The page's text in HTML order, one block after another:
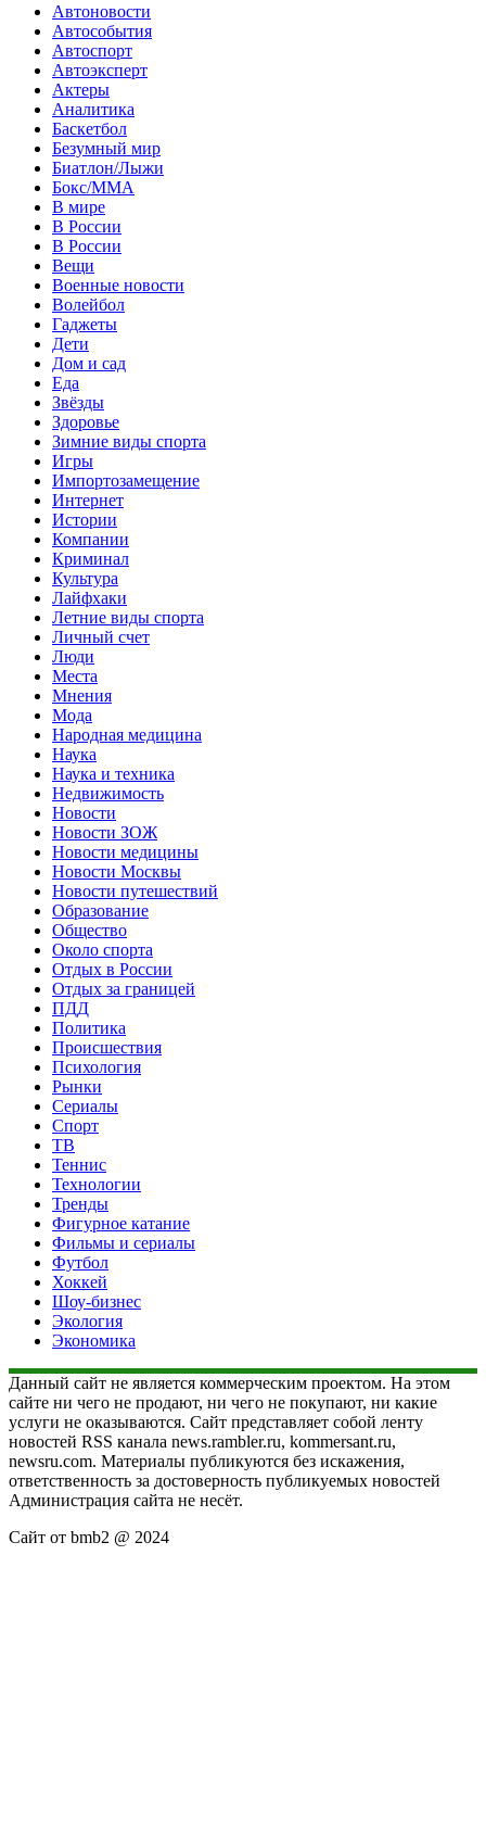
Автоновости
Автособытия
Автоспорт
Автоэксперт
Актеры
Аналитика
Баскетбол
Безумный мир
Биатлон/Лыжи
Бокс/MMA
В мире
В России
В России
Вещи
Военные новости
Волейбол
Гаджеты
Дети
Дом и сад
Еда
Звёзды
Здоровье
Зимние виды спорта
Игры
Импортозамещение
Интернет
Истории
Компании
Криминал
Культура
Лайфхаки
Летние виды спорта
Личный счет
Люди
Места
Мнения
Мода
Народная медицина
Наука
Наука и техника
Недвижимость
Новости
Новости ЗОЖ
Новости медицины
Новости Москвы
Новости путешествий
Образование
Общество
Около спорта
Отдых в России
Отдых за границей
ПДД
Политика
Происшествия
Психология
Рынки
Сериалы
Спорт
ТВ
Теннис
Технологии
Тренды
Фигурное катание
Фильмы и сериалы
Футбол
Хоккей
Шоу-бизнес
Экология
Экономика
Данный сайт не является коммерческим проектом. На этом
сайте ни чего не продают, ни чего не покупают, ни какие
услуги не оказываются. Сайт представляет собой ленту
новостей RSS канала news.rambler.ru, kommersant.ru,
newsru.com. Материалы публикуются без искажения,
ответственность за достоверность публикуемых новостей
Администрация сайта не несёт.
Сайт от bmb2 @ 2024